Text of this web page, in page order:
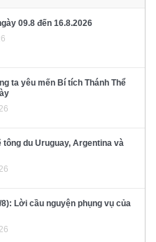
09.8 đến 16.8.2026
ta yêu mến Bí tích Thánh Thể
du Uruguay, Argentina và
Lời cầu nguyện phụng vụ của